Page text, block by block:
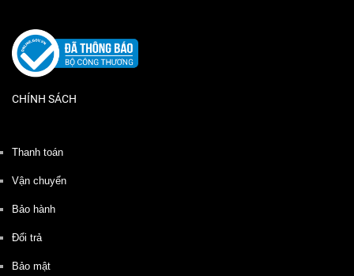
CHÍNH SÁCH
Thanh toán
Vận chuyển
Bảo hành
Đổi trả
Bảo mật